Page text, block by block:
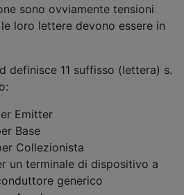
sono ovviamente tensioni
loro lettere devono essere in
definisce 11 suffisso (lettera) s.
Emitter
Base
Collezionista
un terminale di dispositivo a
generico